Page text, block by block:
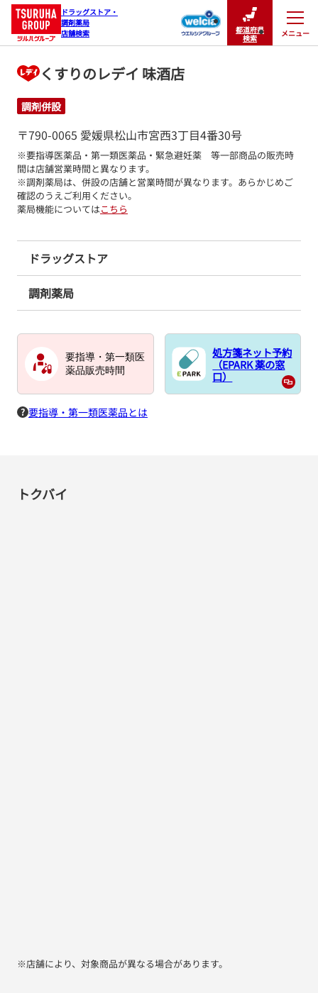
ドラッグストア・
調剤薬局
店舗検索
都道府県
検索
メニュー
閉じる
くすりのレデイ 味酒店
調剤併設
〒790-0065 愛媛県松山市宮西3丁目4番30号
※要指導医薬品・第一類医薬品・緊急避妊薬　等一部商品の販売時
間は店舗営業時間と異なります。
※調剤薬局は、併設の店舗と営業時間が異なります。あらかじめご
確認のうえご利用ください。
薬局機能についてはこちら
ドラッグストア
調剤薬局
要指導・第一類医
薬品販売時間
処方箋ネット予約
（EPARK 薬の窓
口）
要指導・第一類医薬品とは
トクバイ
※店舗により、対象商品が異なる場合があります。